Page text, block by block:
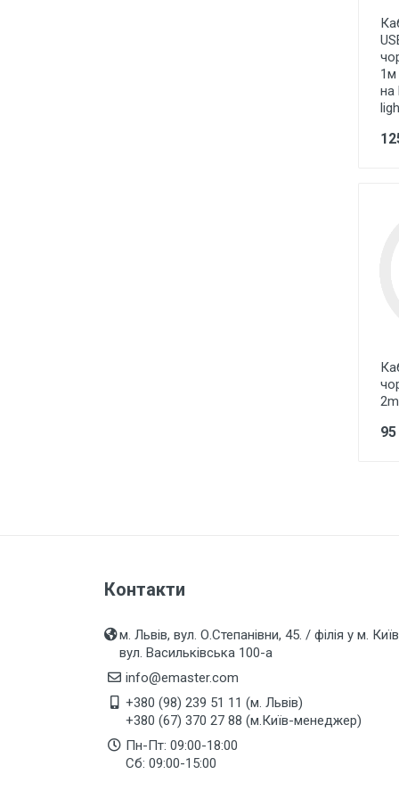
електрофурнітура внутрішня
глянцева електрофурнітура
внутрішня
EL-BI ZENA Металік, Дерево,
Колір електрофурнітура
внутрішня
EL-BI NEO Біла
електрофурнітура (розпродаж
по зниженій ціні)
1м
на
Контакти
м. Львів, вул. О.Степанівни, 45. / філія у м.
вул. Васильківська 100-а
info@emaster.com
+380 (98) 239 51 11 (м. Львів)
+380 (67) 370 27 88 (м.Київ-менеджер)
Пн-Пт: 09:00-18:00
Сб: 09:00-15:00